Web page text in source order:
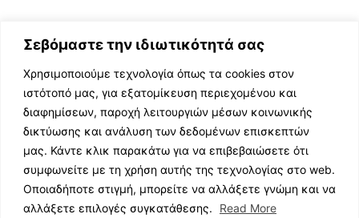
Σεβόμαστε την ιδιωτικότητά σας
Χρησιμοποιούμε τεχνολογία όπως τα cookies στον
ιστότοπό μας, για εξατομίκευση περιεχομένου και
διαφημίσεων, παροχή λειτουργιών μέσων κοινωνικής
δικτύωσης και ανάλυση των δεδομένων επισκεπτών
μας. Κάντε κλικ παρακάτω για να επιβεβαιώσετε ότι
συμφωνείτε με τη χρήση αυτής της τεχνολογίας στο web.
Οποιαδήποτε στιγμή, μπορείτε να αλλάξετε γνώμη και να
αλλάξετε επιλογές συγκατάθεσης.
Read More
ΕΛΛΗΝΙΚΗ ΜΟΥΣΙΚΗ
TV SHOWS
EVENTS
ΘΕΑΤΡΟ
CINEMA